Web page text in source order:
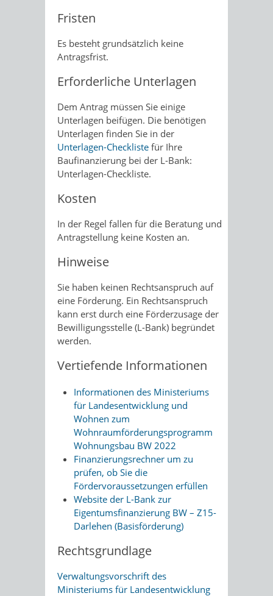
Fristen
Es besteht grundsätzlich keine
Antragsfrist.
Erforderliche Unterlagen
Dem Antrag müssen Sie einige
Unterlagen beifügen. Die benötigen
Unterlagen finden Sie in der
Unterlagen-Checkliste für Ihre
Baufinanzierung bei der L-Bank:
Unterlagen-Checkliste.
Kosten
In der Regel fallen für die Beratung und
Antragstellung keine Kosten an.
Hinweise
Sie haben keinen Rechtsanspruch auf
eine Förderung. Ein Rechtsanspruch
kann erst durch eine Förderzusage der
Bewilligungsstelle (L-Bank) begründet
werden.
Vertiefende Informationen
Informationen des Ministeriums
für Landesentwicklung und
Wohnen zum
Wohnraumförderungsprogramm
Wohnungsbau BW 2022
Finanzierungsrechner um zu
prüfen, ob Sie die
Fördervoraussetzungen erfüllen
Website der L-Bank zur
Eigentumsfinanzierung BW – Z15-
Darlehen (Basisförderung)
Rechtsgrundlage
Verwaltungsvorschrift des
Ministeriums für Landesentwicklung